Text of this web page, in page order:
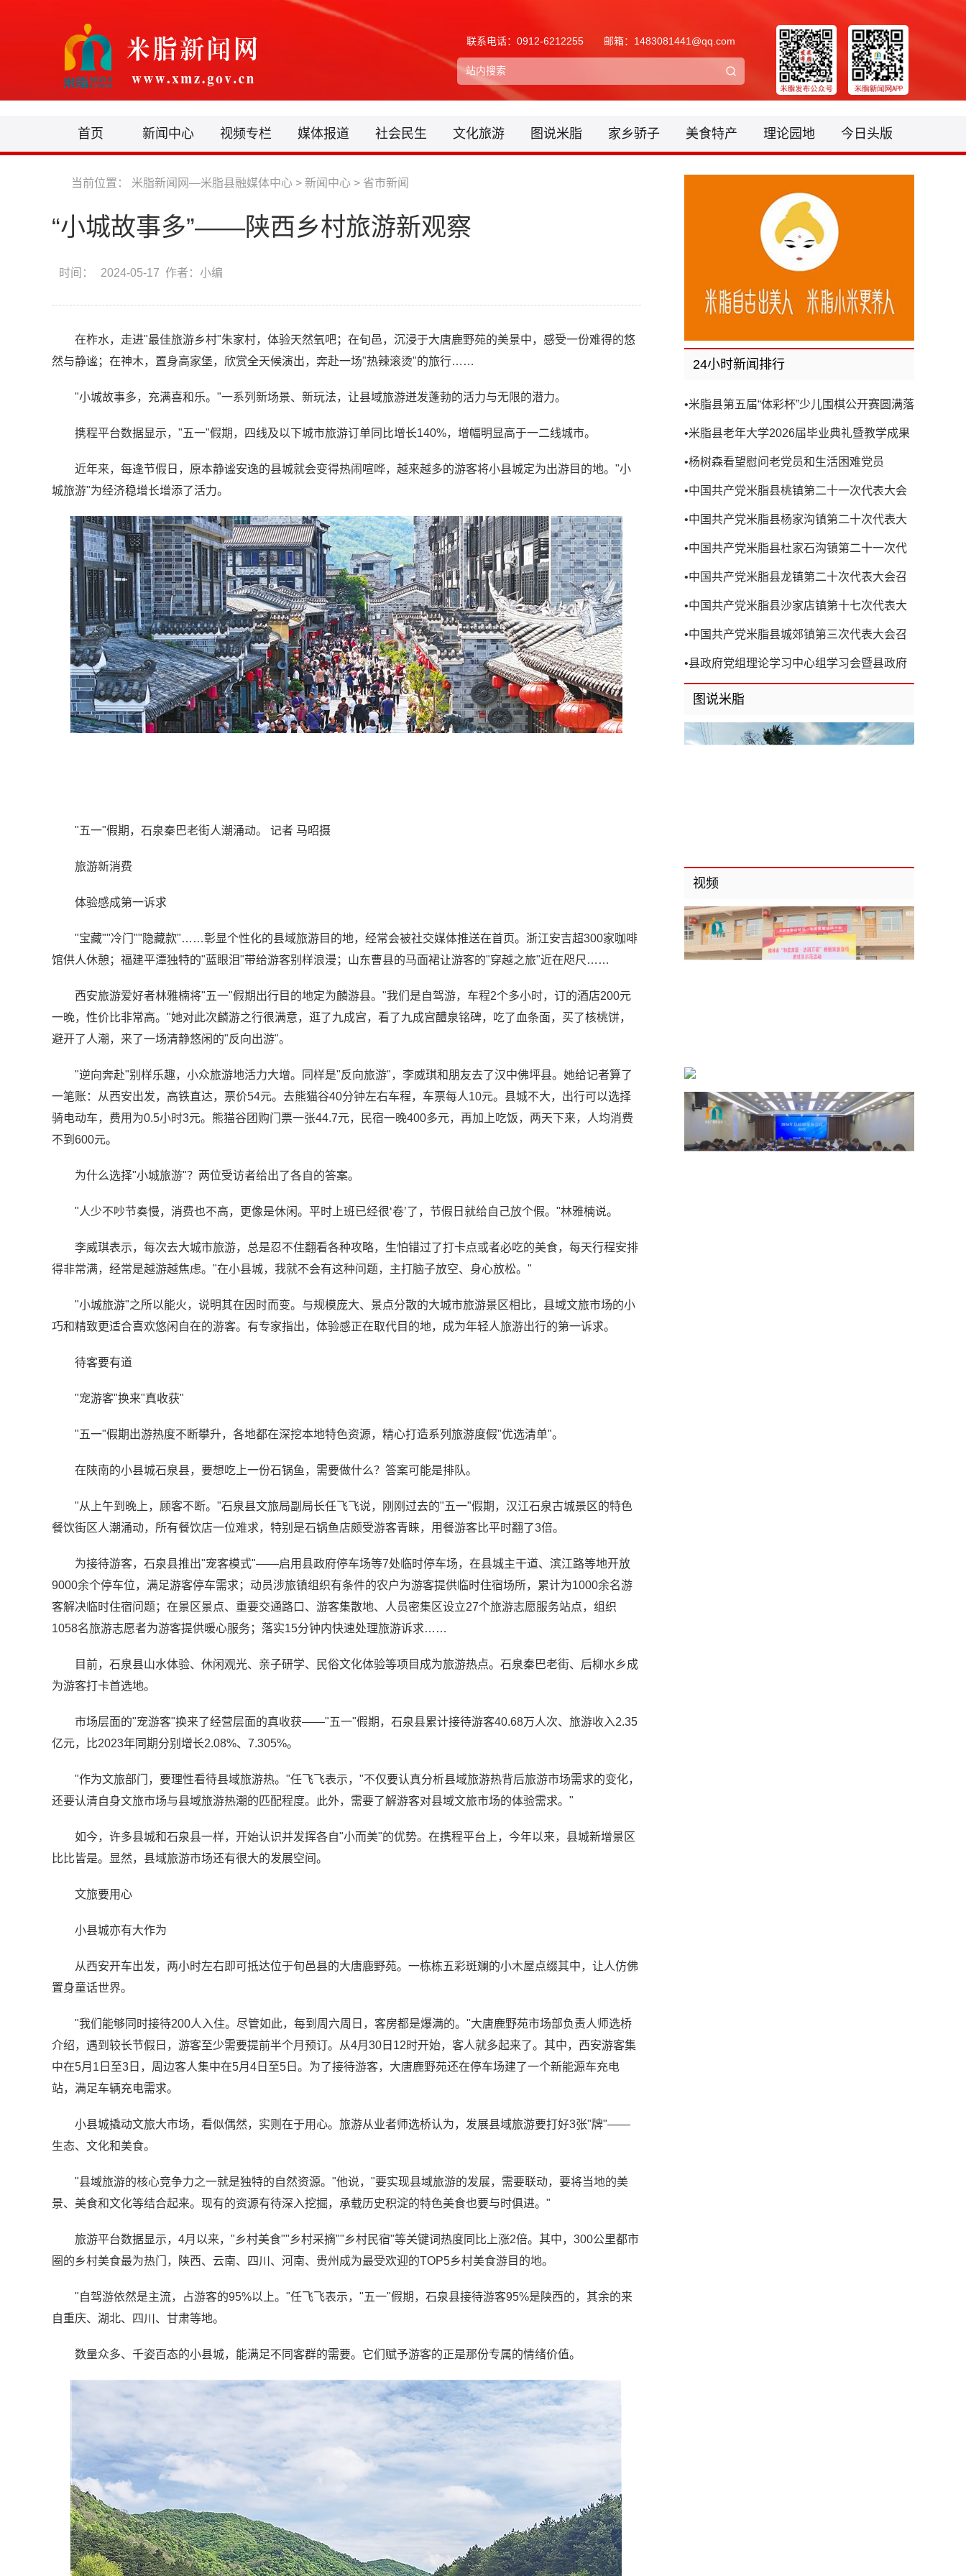
联系电话：0912-6212255 邮箱：1483081441@qq.com
首页 新闻中心 视频专栏 媒体报道 社会民生 文化旅游 图说米脂 家乡骄子 美食特产 理论园地 今日头版
当前位置： 米脂新闻网—米脂县融媒体中心 > 新闻中心 > 省市新闻
“小城故事多”——陕西乡村旅游新观察
时间： 2024-05-17 作者：小编
在柞水，走进"最佳旅游乡村"朱家村，体验天然氧吧；在旬邑，沉浸于大唐鹿野苑的美景中，感受一份难得的悠
然与静谧；在神木，置身高家堡，欣赏全天候演出，奔赴一场"热辣滚烫"的旅行……
"小城故事多，充满喜和乐。"一系列新场景、新玩法，让县域旅游迸发蓬勃的活力与无限的潜力。
携程平台数据显示，"五一"假期，四线及以下城市旅游订单同比增长140%，增幅明显高于一二线城市。
近年来，每逢节假日，原本静谧安逸的县城就会变得热闹喧哗，越来越多的游客将小县城定为出游目的地。"小
城旅游"为经济稳增长增添了活力。
"五一"假期，石泉秦巴老街人潮涌动。 记者 马昭摄
旅游新消费
体验感成第一诉求
"宝藏""冷门""隐藏款"……彰显个性化的县域旅游目的地，经常会被社交媒体推送在首页。浙江安吉超300家咖啡
馆供人休憩；福建平潭独特的"蓝眼泪"带给游客别样浪漫；山东曹县的马面裙让游客的"穿越之旅"近在咫尺……
西安旅游爱好者林雅楠将"五一"假期出行目的地定为麟游县。"我们是自驾游，车程2个多小时，订的酒店200元
一晚，性价比非常高。"她对此次麟游之行很满意，逛了九成宫，看了九成宫醴泉铭碑，吃了血条面，买了核桃饼，
避开了人潮，来了一场清静悠闲的"反向出游"。
"逆向奔赴"别样乐趣，小众旅游地活力大增。同样是"反向旅游"，李威琪和朋友去了汉中佛坪县。她给记者算了
一笔账：从西安出发，高铁直达，票价54元。去熊猫谷40分钟左右车程，车票每人10元。县城不大，出行可以选择
骑电动车，费用为0.5小时3元。熊猫谷团购门票一张44.7元，民宿一晚400多元，再加上吃饭，两天下来，人均消费
不到600元。
为什么选择"小城旅游"？两位受访者给出了各自的答案。
"人少不吵节奏慢，消费也不高，更像是休闲。平时上班已经很‘卷’了，节假日就给自己放个假。"林雅楠说。
李威琪表示，每次去大城市旅游，总是忍不住翻看各种攻略，生怕错过了打卡点或者必吃的美食，每天行程安排
得非常满，经常是越游越焦虑。"在小县城，我就不会有这种问题，主打脑子放空、身心放松。"
"小城旅游"之所以能火，说明其在因时而变。与规模庞大、景点分散的大城市旅游景区相比，县域文旅市场的小
巧和精致更适合喜欢悠闲自在的游客。有专家指出，体验感正在取代目的地，成为年轻人旅游出行的第一诉求。
待客要有道
"宠游客"换来"真收获"
"五一"假期出游热度不断攀升，各地都在深挖本地特色资源，精心打造系列旅游度假"优选清单"。
在陕南的小县城石泉县，要想吃上一份石锅鱼，需要做什么？答案可能是排队。
"从上午到晚上，顾客不断。"石泉县文旅局副局长任飞飞说，刚刚过去的"五一"假期，汉江石泉古城景区的特色
餐饮街区人潮涌动，所有餐饮店一位难求，特别是石锅鱼店颇受游客青睐，用餐游客比平时翻了3倍。
为接待游客，石泉县推出"宠客模式"——启用县政府停车场等7处临时停车场，在县城主干道、滨江路等地开放
9000余个停车位，满足游客停车需求；动员涉旅镇组织有条件的农户为游客提供临时住宿场所，累计为1000余名游
客解决临时住宿问题；在景区景点、重要交通路口、游客集散地、人员密集区设立27个旅游志愿服务站点，组织
1058名旅游志愿者为游客提供暖心服务；落实15分钟内快速处理旅游诉求……
目前，石泉县山水体验、休闲观光、亲子研学、民俗文化体验等项目成为旅游热点。石泉秦巴老街、后柳水乡成
为游客打卡首选地。
市场层面的"宠游客"换来了经营层面的真收获——"五一"假期，石泉县累计接待游客40.68万人次、旅游收入2.35
亿元，比2023年同期分别增长2.08%、7.305%。
"作为文旅部门，要理性看待县域旅游热。"任飞飞表示，"不仅要认真分析县域旅游热背后旅游市场需求的变化，
还要认清自身文旅市场与县域旅游热潮的匹配程度。此外，需要了解游客对县域文旅市场的体验需求。"
如今，许多县城和石泉县一样，开始认识并发挥各自"小而美"的优势。在携程平台上，今年以来，县城新增景区
比比皆是。显然，县域旅游市场还有很大的发展空间。
文旅要用心
小县城亦有大作为
从西安开车出发，两小时左右即可抵达位于旬邑县的大唐鹿野苑。一栋栋五彩斑斓的小木屋点缀其中，让人仿佛
置身童话世界。
"我们能够同时接待200人入住。尽管如此，每到周六周日，客房都是爆满的。"大唐鹿野苑市场部负责人师选桥
介绍，遇到较长节假日，游客至少需要提前半个月预订。从4月30日12时开始，客人就多起来了。其中，西安游客集
中在5月1日至3日，周边客人集中在5月4日至5日。为了接待游客，大唐鹿野苑还在停车场建了一个新能源车充电
站，满足车辆充电需求。
小县城撬动文旅大市场，看似偶然，实则在于用心。旅游从业者师选桥认为，发展县域旅游要打好3张"牌"——
生态、文化和美食。
"县域旅游的核心竞争力之一就是独特的自然资源。"他说，"要实现县域旅游的发展，需要联动，要将当地的美
景、美食和文化等结合起来。现有的资源有待深入挖掘，承载历史积淀的特色美食也要与时俱进。"
旅游平台数据显示，4月以来，"乡村美食""乡村采摘""乡村民宿"等关键词热度同比上涨2倍。其中，300公里都市
圈的乡村美食最为热门，陕西、云南、四川、河南、贵州成为最受欢迎的TOP5乡村美食游目的地。
"自驾游依然是主流，占游客的95%以上。"任飞飞表示，"五一"假期，石泉县接待游客95%是陕西的，其余的来
自重庆、湖北、四川、甘肃等地。
数量众多、千姿百态的小县城，能满足不同客群的需要。它们赋予游客的正是那份专属的情绪价值。
24小时新闻排行
•米脂县第五届“体彩杯”少儿围棋公开赛圆满落
•米脂县老年大学2026届毕业典礼暨教学成果
•杨树森看望慰问老党员和生活困难党员
•中国共产党米脂县桃镇第二十一次代表大会
•中国共产党米脂县杨家沟镇第二十次代表大
•中国共产党米脂县杜家石沟镇第二十一次代
•中国共产党米脂县龙镇第二十次代表大会召
•中国共产党米脂县沙家店镇第十七次代表大
•中国共产党米脂县城郊镇第三次代表大会召
•县政府党组理论学习中心组学习会暨县政府
第8次党组（扩大）会议召开
图说米脂
视频